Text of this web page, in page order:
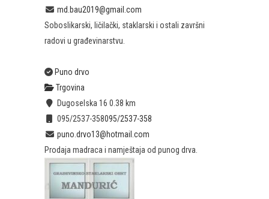
md.bau2019@gmail.com
Soboslikarski, ličilački, staklarski i ostali završni
radovi u građevinarstvu.
Puno drvo
Trgovina
Dugoselska 16 0.38 km
095/2537-358095/2537-358
puno.drvo13@hotmail.com
Prodaja madraca i namještaja od punog drva.